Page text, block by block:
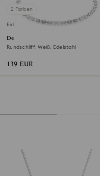
2 Farben
Exklusiv online
Dextera Halskette
Rundschliff, Weiß, Edelstahl
139 EUR